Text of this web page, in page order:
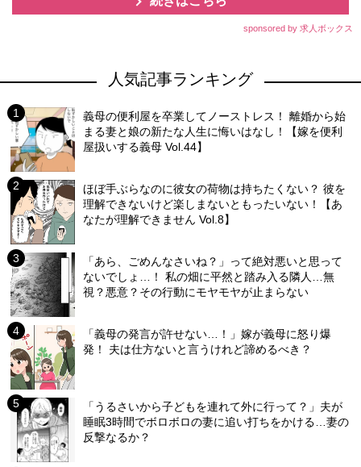
sponsored by 求人ボックス
人気記事ランキング
義母の便利屋を卒業してノーストレス！ 離婚から始
まる妻と娘の新たな人生に悔いはなし！【嫁を便利
屋扱いする義母 Vol.44】
ほぼ手ぶらなのに彼女の荷物は持ちたくない？ 彼を
理解できないけど楽しまないともったいない！【あ
なたが理解できません Vol.8】
「あら、ごめんなさいね？」って絶対悪いと思って
ないでしょ…！ 私の畑に平然と踏み入る隣人…無
視？悪意？その行動にモヤモヤが止まらない
「義母の発言が許せない…！」嫁が義母に怒り爆
発！ 夫は仕方ないと言うけれど諦めるべき？
「うるさいから子どもを連れて外に行って？」夫が
睡眠3時間でボロボロの妻に追い打ちをかける…妻の
反撃なるか？